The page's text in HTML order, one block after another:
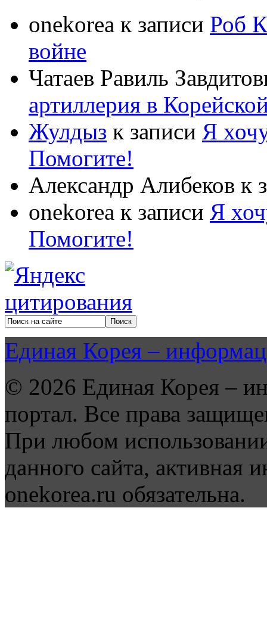
onekorea к записи Роб
войне
Чатаев Равиль
артиллерия в
Жулдыз к записи Я
Помогите!
Александр Алибеков к
onekorea к записи Я
Помогите!
Единая Корея –
© 2026 Единая Корея –
портал. Все права
При любом
данного сайта, активная
onekorea.ru обязательна.